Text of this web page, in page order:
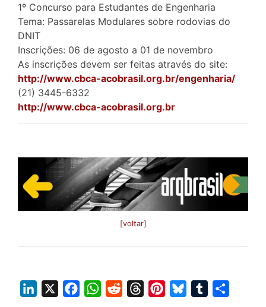
1º Concurso para Estudantes de Engenharia
Tema: Passarelas Modulares sobre rodovias do
DNIT
Inscrições: 06 de agosto a 01 de novembro
As inscrições devem ser feitas através do site:
http://www.cbca-acobrasil.org.br/engenharia/
(21) 3445-6332
http://www.cbca-acobrasil.org.br
[voltar]
W